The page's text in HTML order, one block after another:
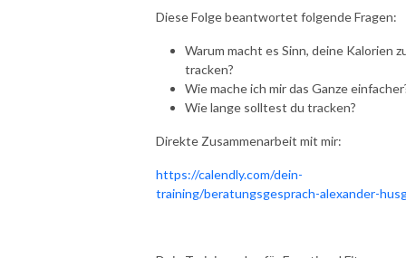
Diese Folge beantwortet folgende Fragen:
Warum macht es Sinn, deine Kalorien
tracken?
Wie mache ich mir das Ganze
Wie lange solltest du tracken?
Direkte Zusammenarbeit mit mir:
https://calendly.com/dein-
training/beratungsgesprach-alexander-